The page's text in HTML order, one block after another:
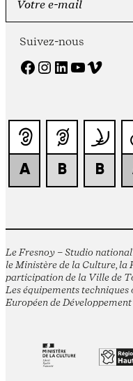
Suivez-nous
Facebook Instagram LinkedIn YouTube Vimeo
Le Fresnoy – Studio
le Ministère de la Culture, la
participation de la Ville de
Les équipements techniques
Européen de